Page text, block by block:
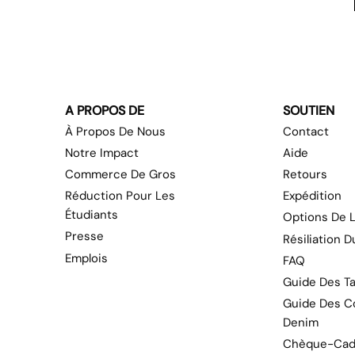
A PROPOS DE
À Propos De Nous
Notre Impact
Commerce De Gros
Réduction Pour Les
Étudiants
Presse
Emplois
SOUTIEN
Contact
Aide
Retours
Expédition
Options De
Résiliation
FAQ
Guide Des
Guide Des
Denim
Chèque-